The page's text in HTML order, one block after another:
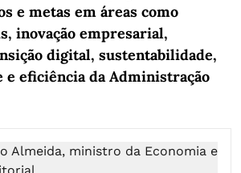
e metas em áreas como
inovação empresarial,
digital, sustentabilidade,
eficiência da Administração